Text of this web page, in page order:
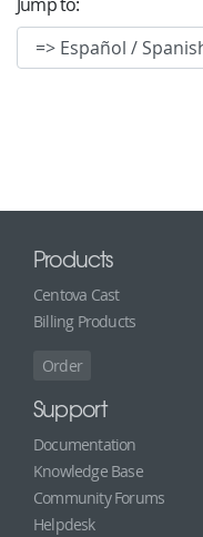
Products
Centova Cast
Billing Products
Order
Support
Documentation
Knowledge Base
Community Forums
Helpdesk